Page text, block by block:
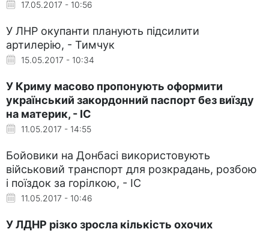
17.05.2017 - 10:56
У ЛНР окупанти планують підсилити
артилерію, - Тимчук
15.05.2017 - 10:34
У Криму масово пропонують оформити
український закордонний паспорт без виїзду
на материк, - ІС
11.05.2017 - 14:55
Бойовики на Донбасі використовують
військовий транспорт для розкрадань, розбою
і поїздок за горілкою, - ІС
11.05.2017 - 10:46
У ЛДНР різко зросла кількість охочих